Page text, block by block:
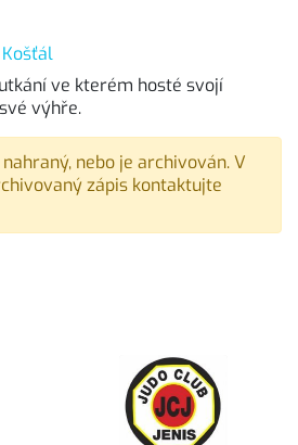
Košťál
ve kterém hosté svojí
výhře.
nebo je archivován. V
zápis kontaktujte